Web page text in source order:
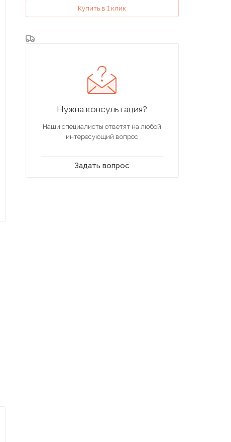
Купить в 1 клик
Нужна консультация?
Наши специалисты ответят на любой
интересующий вопрос
Задать вопрос